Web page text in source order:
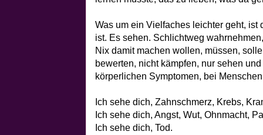
Was um ein Vielfaches leichter geht, ist
ist. Es sehen. Schlichtweg
Nix damit machen wollen, müssen,
bewerten, nicht kämpfen, nur sehen
körperlichen Symptomen, bei
Ich sehe dich, Zahnschmerz, Krebs,
Ich sehe dich, Angst, Wut, Ohnmacht,
Ich sehe dich, Tod.